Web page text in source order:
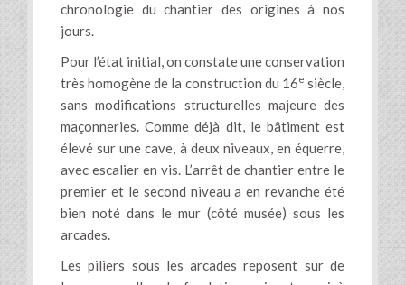
chronologie du chantier des origines à nos
jours.
Pour l’état initial, on constate une conservation
très homogène de la construction du 16e siècle,
sans modifications structurelles majeure des
maçonneries. Comme déjà dit, le bâtiment est
élevé sur une cave, à deux niveaux, en équerre,
avec escalier en vis. L’arrêt de chantier entre le
premier et le second niveau a en revanche été
bien noté dans le mur (côté musée) sous les
arcades.
Les piliers sous les arcades reposent sur de